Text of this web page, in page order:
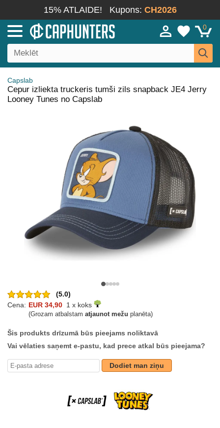
15% ATLAIDE! Kupons: CH2026
0
Capslab
Cepur izliekta truckeris tumši zils snapback JE4 Jerry
Looney Tunes no Capslab
(5.0)
Cena: EUR 34,90 1 x koks
(Grozam atbalstam atjaunot mežu planēta)
Šis produkts drīzumā būs pieejams noliktavā
Vai vēlaties saņemt e-pastu, kad prece atkal būs pieejama?
Dodiet man ziņu